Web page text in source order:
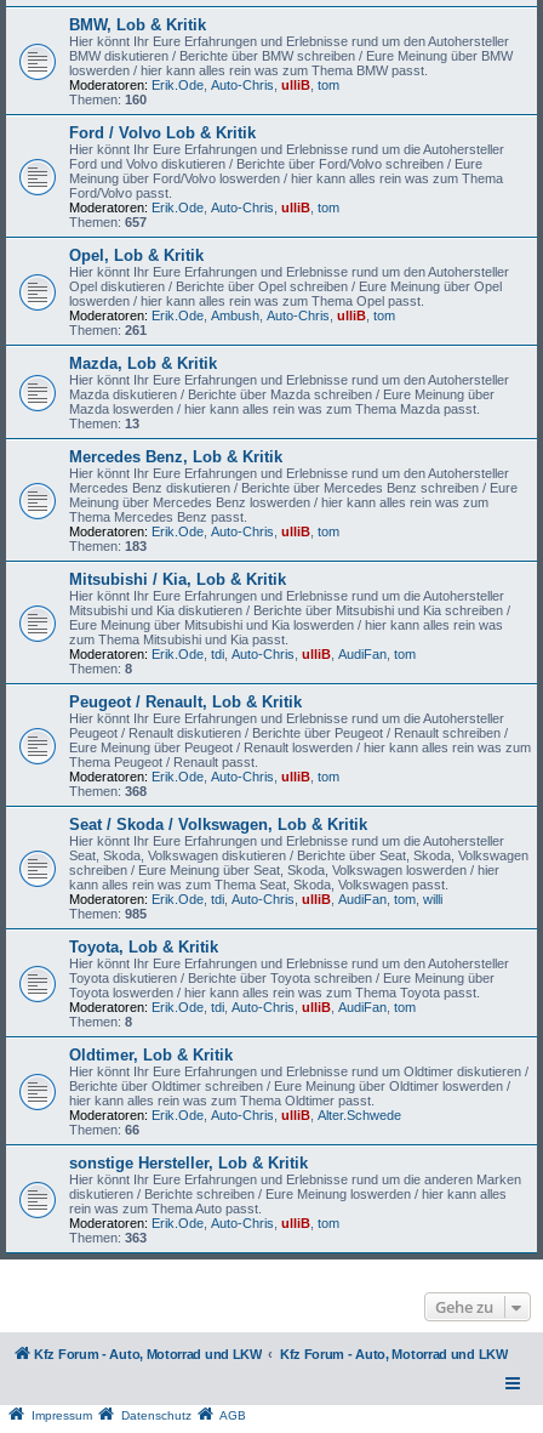
BMW, Lob & Kritik
Hier könnt Ihr Eure Erfahrungen und Erlebnisse rund um den Autohersteller
BMW diskutieren / Berichte über BMW schreiben / Eure Meinung über BMW
loswerden / hier kann alles rein was zum Thema BMW passt.
Moderatoren: Erik.Ode Auto-Chris ulliB tom
Themen: 160
Ford / Volvo Lob & Kritik
Hier könnt Ihr Eure Erfahrungen und Erlebnisse rund um die Autohersteller
Ford und Volvo diskutieren / Berichte über Ford/Volvo schreiben / Eure
Meinung über Ford/Volvo loswerden / hier kann alles rein was zum Thema
Ford/Volvo passt.
Moderatoren: Erik.Ode Auto-Chris ulliB tom
Themen: 657
Opel, Lob & Kritik
Hier könnt Ihr Eure Erfahrungen und Erlebnisse rund um den Autohersteller
Opel diskutieren / Berichte über Opel schreiben / Eure Meinung über Opel
loswerden / hier kann alles rein was zum Thema Opel passt.
Moderatoren: Erik.Ode Ambush Auto-Chris ulliB tom
Themen: 261
Mazda, Lob & Kritik
Hier könnt Ihr Eure Erfahrungen und Erlebnisse rund um den Autohersteller
Mazda diskutieren / Berichte über Mazda schreiben / Eure Meinung über
Mazda loswerden / hier kann alles rein was zum Thema Mazda passt.
Themen: 13
Mercedes Benz, Lob & Kritik
Hier könnt Ihr Eure Erfahrungen und Erlebnisse rund um den Autohersteller
Mercedes Benz diskutieren / Berichte über Mercedes Benz schreiben / Eure
Meinung über Mercedes Benz loswerden / hier kann alles rein was zum
Thema Mercedes Benz passt.
Moderatoren: Erik.Ode Auto-Chris ulliB tom
Themen: 183
Mitsubishi / Kia, Lob & Kritik
Hier könnt Ihr Eure Erfahrungen und Erlebnisse rund um die Autohersteller
Mitsubishi und Kia diskutieren / Berichte über Mitsubishi und Kia schreiben /
Eure Meinung über Mitsubishi und Kia loswerden / hier kann alles rein was
zum Thema Mitsubishi und Kia passt.
Moderatoren: Erik.Ode tdi Auto-Chris ulliB AudiFan tom
Themen: 8
Peugeot / Renault, Lob & Kritik
Hier könnt Ihr Eure Erfahrungen und Erlebnisse rund um die Autohersteller
Peugeot / Renault diskutieren / Berichte über Peugeot / Renault schreiben /
Eure Meinung über Peugeot / Renault loswerden / hier kann alles rein was zum
Thema Peugeot / Renault passt.
Moderatoren: Erik.Ode Auto-Chris ulliB tom
Themen: 368
Seat / Skoda / Volkswagen, Lob & Kritik
Hier könnt Ihr Eure Erfahrungen und Erlebnisse rund um die Autohersteller
Seat, Skoda, Volkswagen diskutieren / Berichte über Seat, Skoda, Volkswagen
schreiben / Eure Meinung über Seat, Skoda, Volkswagen loswerden / hier
kann alles rein was zum Thema Seat, Skoda, Volkswagen passt.
Moderatoren: Erik.Ode tdi Auto-Chris ulliB AudiFan tom willi
Themen: 985
Toyota, Lob & Kritik
Hier könnt Ihr Eure Erfahrungen und Erlebnisse rund um den Autohersteller
Toyota diskutieren / Berichte über Toyota schreiben / Eure Meinung über
Toyota loswerden / hier kann alles rein was zum Thema Toyota passt.
Moderatoren: Erik.Ode tdi Auto-Chris ulliB AudiFan tom
Themen: 8
Oldtimer, Lob & Kritik
Hier könnt Ihr Eure Erfahrungen und Erlebnisse rund um Oldtimer diskutieren /
Berichte über Oldtimer schreiben / Eure Meinung über Oldtimer loswerden /
hier kann alles rein was zum Thema Oldtimer passt.
Moderatoren: Erik.Ode Auto-Chris ulliB Alter.Schwede
Themen: 66
sonstige Hersteller, Lob & Kritik
Hier könnt Ihr Eure Erfahrungen und Erlebnisse rund um die anderen Marken
diskutieren / Berichte schreiben / Eure Meinung loswerden / hier kann alles
rein was zum Thema Auto passt.
Moderatoren: Erik.Ode Auto-Chris ulliB tom
Themen: 363
Gehe zu
Kfz Forum - Auto, Motorrad und LKW Kfz Forum - Auto, Motorrad und LKW
Impressum Datenschutz
AGB